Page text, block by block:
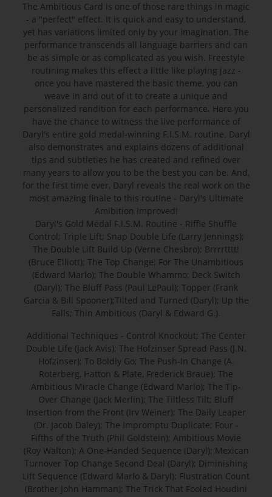
The Ambitious Card is one of those rare things in magic
- a "perfect" effect. It is quick and easy to understand,
yet has variations limited only by your imagination. The
performance transcends all language barriers and can
be as simple or as complicated as you wish. Freestyle
routining makes this effect a little like playing jazz -
once you have mastered the basic theme, you can
weave in and out of it to create a unique and
personalized rendition for each performance. Here you
have the chance to witness the live performance of
Daryl's entire gold medal-winning F.I.S.M. routine. Daryl
also demonstrates and explains dozens of additional
tips and subtleties he has created and refined over
many years to allow you to be the best you can be. And,
for the first time ever, Daryl reveals the real work on the
most amazing finale to this routine - Daryl's Ultimate
Amibition Improved!
Daryl's Gold Medal F.I.S.M. Routine - Riffle Shuffle
Control; Triple Lift; Snap Double Life (Larry Jennings);
The Double Lift Build Up (Verne Chesbro); Brrrrtttt!
(Bruce Elliott); The Top Change; For The Unambitious
(Edward Marlo); The Double Whammo; Deck Switch
(Daryl); The Bluff Pass (Paul LePaul); Topper (Frank
Garcia & Bill Spooner);Tilted and Turned (Daryl); Up the
Falls; Thin Ambitious (Daryl & Edward G.).
Additional Techniques - Control Knockout; The Center
Double Life (Jack Avis); The Hofzinser Spread Pass (J.N.
Hofzinser); To Boldly Go; The Push-In Change (A.
Roterberg, Hatton & Plate, Frederick Braue); The
Ambitious Miracle Change (Edward Marlo); The Tip-
Over Change (Jack Merlin); The Tiltless Tilt; Bluff
Insertion from the Front (Irv Weiner); The Daily Leaper
(Dr. Jacob Daley); The Impromptu Duplicate; Four -
Fifths of the Truth (Phil Goldstein); Ambitious Movie
(Roy Walton); A One-Handed Sequence (Daryl); Mexican
Turnover Top Change Second Deal (Daryl); Diminishing
Lift Sequence (Edward Marlo & Daryl); Flustration Count
(Brother John Hamman); The Trick That Fooled Houdini